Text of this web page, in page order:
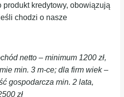
produkt kredytowy, obowiązują
chodzi o nasze
netto – minimum 1200 zł,
min. 3 m-ce; dla firm wiek –
gospodarcza min. 2 lata,
zł